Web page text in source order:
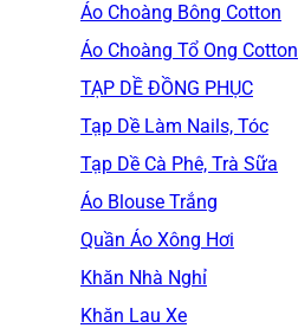
Áo Choàng Bông Cotton
Áo Choàng Tổ Ong Cotton
TẠP DỀ ĐỒNG PHỤC
Tạp Dề Làm Nails, Tóc
Tạp Dề Cà Phê, Trà Sữa
Áo Blouse Trắng
Quần Áo Xông Hơi
Khăn Nhà Nghỉ
Khăn Lau Xe